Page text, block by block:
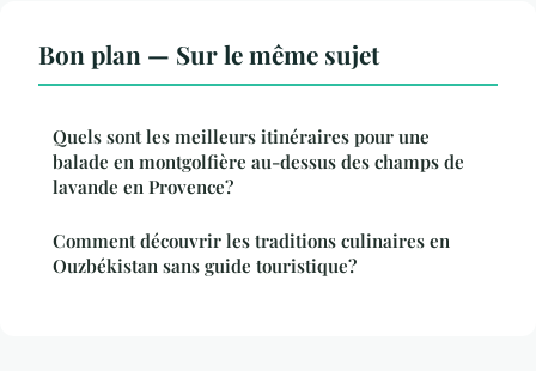
Bon plan — Sur le même sujet
Quels sont les meilleurs itinéraires pour une
balade en montgolfière au-dessus des champs de
lavande en Provence?
Comment découvrir les traditions culinaires en
Ouzbékistan sans guide touristique?